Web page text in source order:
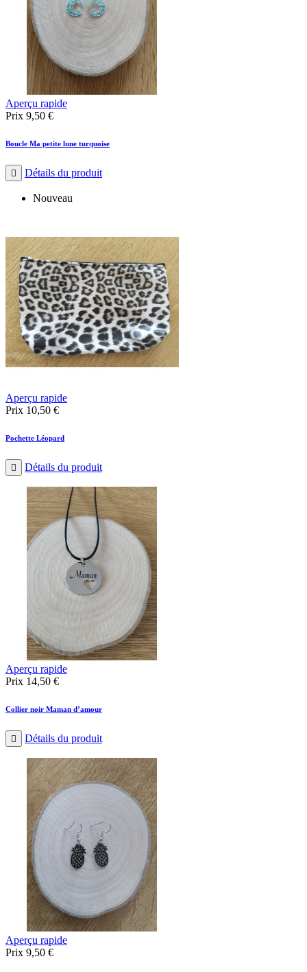
Aperçu rapide
Prix 9,50 €
Boucle Ma petite lune turquoise
 Détails du produit
Nouveau
Aperçu rapide
Prix 10,50 €
Pochette Léopard
 Détails du produit
Aperçu rapide
Prix 14,50 €
Collier noir Maman d’amour
 Détails du produit
Aperçu rapide
Prix 9,50 €